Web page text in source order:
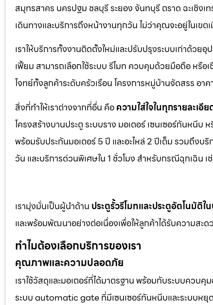
สมุทรสาคร นครปฐม ชลบุรี ระยอง จันทบุรี ตราด ฉะเชิง
เดินทางและบริการถึงหน้างานทุกวัน ไม่ว่าคุณจะอยู่ในเข
เราให้บริการทั้งงานติดตั้งใหม่และปรับปรุงระบบเก่าด้ว
เฟี้ยม สามารถเลือกใช้ระบบ รีโมท ควบคุมด้วยมือถือ หรื
โจทย์ทั้งลูกค้าระดับครัวเรือน โครงการหมู่บ้านจัดสรร อา
สิ่งที่ทำให้เราต่างจากที่อื่น คือความใส่ใจในทุกรายละเอีย
โครงสร้างบานประตู ระบบราง มอเตอร์ เซนเซอร์กันหนี
พร้อมรับประกันมอเตอร์ 5 ปี และอะไหล่ 2 ปีเต็ม รวมถึงบ
วัน และบริการด่วนพิเศษใน 1 ชั่วโมง สำหรับกรณีฉุกเฉิน
เรามุ่งมั่นเป็นผู้นำด้าน ประตูรั้วรีโมทและประตูอัตโนมัติใ
และพร้อมพัฒนาอย่างต่อเนื่องเพื่อให้ลูกค้าได้รับความส
ทำไมต้องเลือกบริการของเรา
คุณภาพและความปลอดภัย
เราใช้วัสดุและมอเตอร์ที่ได้มาตรฐาน พร้อมกับระบบควบคุ
ระบบ automatic gate ที่มีเซนเซอร์กันหนีบและระบบหยุ